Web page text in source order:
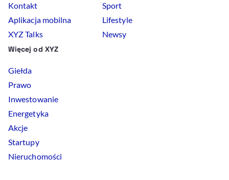
Kontakt
Aplikacja mobilna
XYZ Talks
Sport
Lifestyle
Newsy
Więcej od XYZ
Giełda
Prawo
Inwestowanie
Energetyka
Akcje
Startupy
Nieruchomości